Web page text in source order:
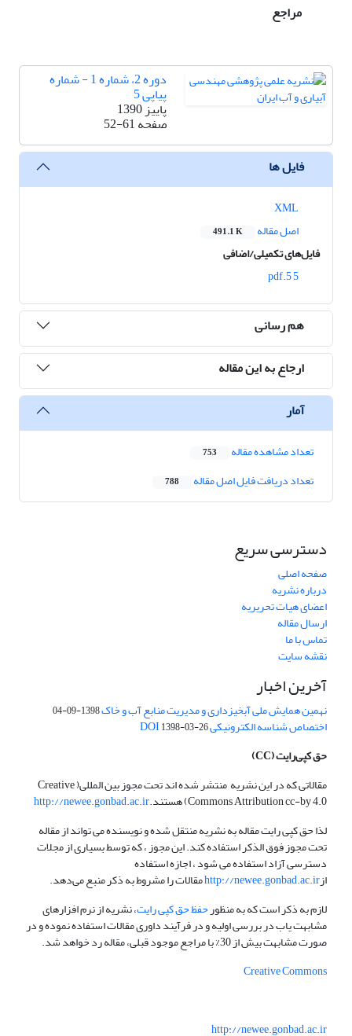
مراجع
دوره 2، شماره 1 - شماره
پیاپی 5
پاییز 1390
صفحه52-61
فایل ها
اصل مقاله
491.1 K
فایل‌های تکمیلی/اضافی
5 5.pdf
هم رسانی
ارجاع به این مقاله
آمار
تعداد مشاهده مقاله 753
تعداد دریافت فایل اصل مقاله 788
دسترسی سریع
صفحه اصلی
درباره نشریه
اعضای هیات تحریریه
ارسال مقاله
تماس با ما
نقشه سایت
آخرین اخبار
نهمین همایش ملی آبخیزداری و مدیریت منابع آب و خاک1398-09-04
اختصاص شناسه الکترونیکی DOI1398-03-26
حق کپی‌رایت(CC)
مقالاتی که در این نشریه منتشر شده اند تحت مجوز بین المللی( Creative
Commons Attribution cc-by 4.0) هستند.
http://newee.gonbad.ac.ir
لذا حق کپی رایت مقاله به نشریه منتقل شده و نویسنده می تواند از مقاله
تحت مجوز فوق الذکر استفاده کند. این مجوز ، که توسط بسیاری از مجلات
دسترسی آزاد استفاده می شود ، اجازه استفاده
ازhttp://newee.gonbad.ac.irمقالات را مشروط به ذکر منبع می‌دهد.
لازم به ذکر است که به منظورحفظ حق کپی رایت، نشریه از نرم افزارهای
مشابهت یاب در بررسی اولیه و در فرآیند داوری مقالات استفاده نموده و در
صورت مشابهت بیش از 30% با مراجع موجود قبلی، مقاله رد خواهد شد.
Creative Commons
http://newee.gonbad.ac.ir